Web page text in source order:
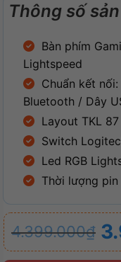
Thông số
Bàn phím
Lightspeed
Chuẩn kết
Bluetooth / Dây
Layout TKL
Switch
Led RGB
Thời lượng
4.399.000₫
Giá
gốc
Giá
hiện